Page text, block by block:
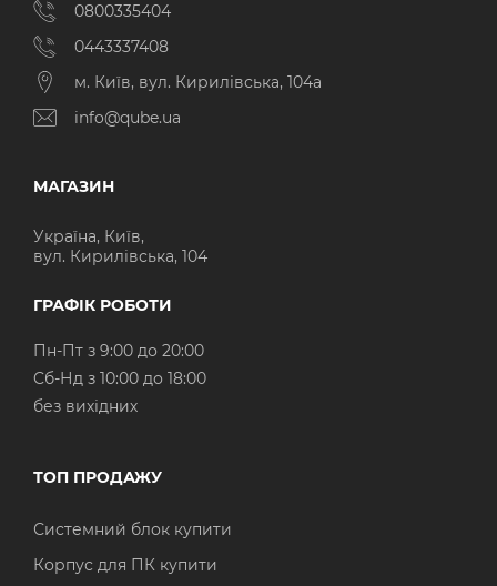
0800335404
0443337408
м. Київ, вул. Кирилівська, 104а
info@qube.ua
МАГАЗИН
Україна, Київ,
вул. Кирилівська, 104
ГРАФІК РОБОТИ
Пн-Пт з 9:00 до 20:00
Cб-Нд з 10:00 до 18:00
без вихідних
ТОП ПРОДАЖУ
Системний блок купити
Корпус для ПК купити